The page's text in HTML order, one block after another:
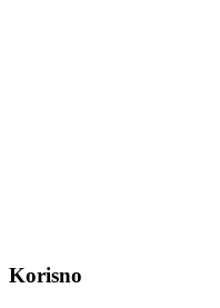
Korisno